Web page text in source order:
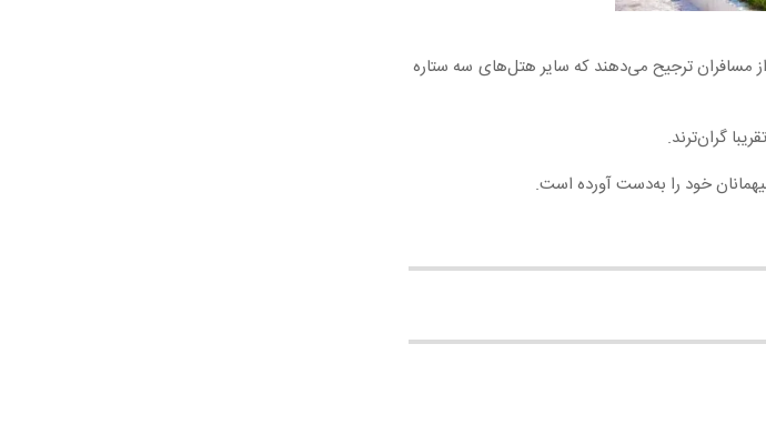
ترجیح می‌دهند که سایر هتل‌های سه ستاره
خود را به‌دست آورده است.